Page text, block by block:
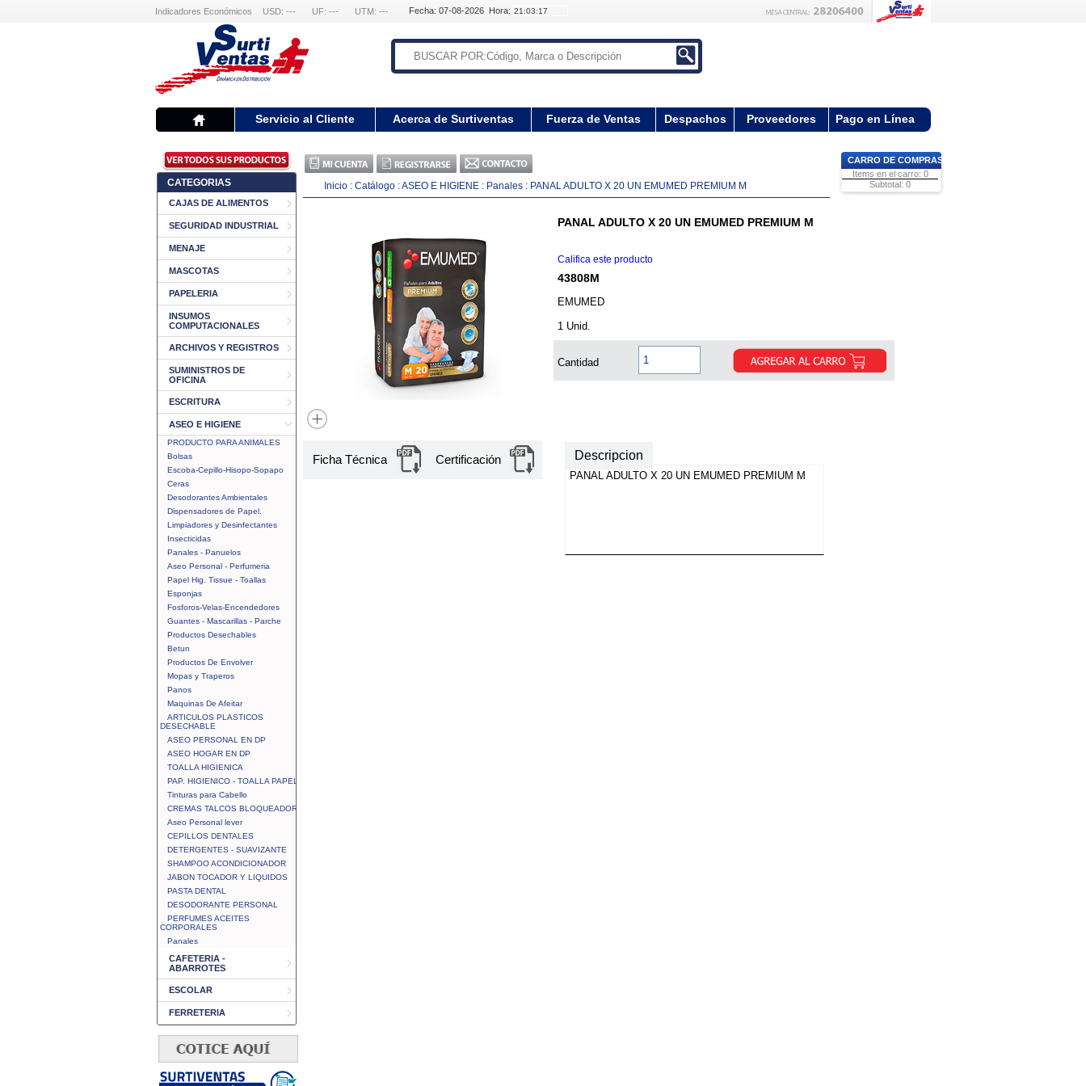
Indicadores Económicos USD: --- UF: --- UTM: --- Fecha: 07-08-2026 Hora:
Servicio al Cliente Acerca de Surtiventas Fuerza de Ventas Despachos Proveedores Pago en Línea
CATEGORIAS
CAJAS DE ALIMENTOS
SEGURIDAD INDUSTRIAL
MENAJE
MASCOTAS
PAPELERIA
INSUMOS
COMPUTACIONALES
ARCHIVOS Y REGISTROS
SUMINISTROS DE
OFICINA
ESCRITURA
ASEO E HIGIENE
PRODUCTO PARA ANIMALES
Bolsas
Escoba-Cepillo-Hisopo-Sopapo
Ceras
Desodorantes Ambientales
Dispensadores de Papel.
Limpiadores y Desinfectantes
Insecticidas
Panales - Panuelos
Aseo Personal - Perfumeria
Papel Hig. Tissue - Toallas
Esponjas
Fosforos-Velas-Encendedores
Guantes - Mascarillas - Parche
Productos Desechables
Betun
Productos De Envolver
Mopas y Traperos
Panos
Maquinas De Afeitar
ARTICULOS PLASTICOS
DESECHABLE
ASEO PERSONAL EN DP
ASEO HOGAR EN DP
TOALLA HIGIENICA
PAP. HIGIENICO - TOALLA PAPEL
Tinturas para Cabello
CREMAS TALCOS BLOQUEADOR
Aseo Personal lever
CEPILLOS DENTALES
DETERGENTES - SUAVIZANTE
SHAMPOO ACONDICIONADOR
JABON TOCADOR Y LIQUIDOS
PASTA DENTAL
DESODORANTE PERSONAL
PERFUMES ACEITES
CORPORALES
Panales
CAFETERIA -
ABARROTES
ESCOLAR
FERRETERIA
Inicio : Catálogo :ASEO E HIGIENE : Panales : PANAL ADULTO X 20 UN EMUMED PREMIUM M
PANAL ADULTO X 20 UN EMUMED PREMIUM M
Califica este producto
43808M
EMUMED
1 Unid.
Cantidad
Ficha Técnica Certificación Descripcion
PANAL ADULTO X 20 UN EMUMED PREMIUM M
CARRO DE COMPRAS
Items en el carro: 0
Subtotal: 0